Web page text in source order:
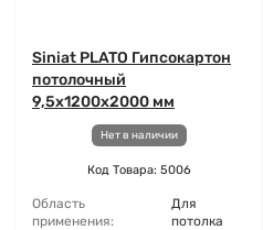
Siniat PLATO Гипсокартон
потолочный
9,5x1200x2000 мм
Нет в наличии
Код Товара: 5006
Область
применения:
Для
потолка